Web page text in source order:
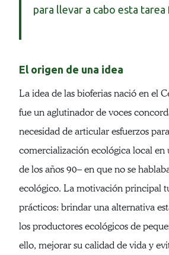
para llevar a cabo esta
El origen de una idea
La idea de las bioferias nació en el
fue un aglutinador de voces
necesidad de articular esfuerzos
comercialización ecológica local en
de los años 90– en que no se
ecológico. La motivación principal
prácticos: brindar una alternativa
los productores ecológicos de
ello, mejorar su calidad de vida y